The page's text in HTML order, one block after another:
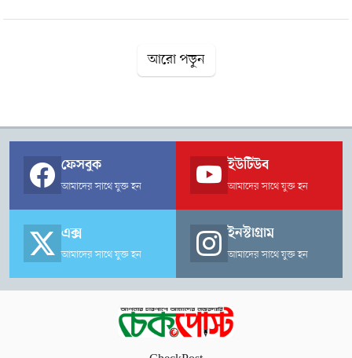
আরো পড়ুন
ফেসবুক
আমাদের সাথে যুক্ত হন
ইউটিউব
আমাদের সাথে যুক্ত হন
এক্স
আমাদের সাথে যুক্ত হন
ইনস্টাগ্রাম
আমাদের সাথে যুক্ত হন